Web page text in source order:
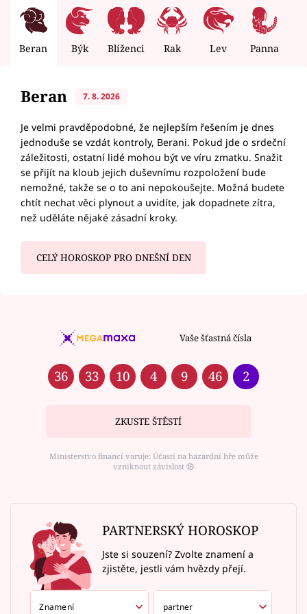
Beran Býk Blíženci Rak Lev Panna
Beran 7. 8. 2026
Je velmi pravděpodobné, že nejlepším řešením je dnes
jednoduše se vzdát kontroly, Berani. Pokud jde o srdeční
záležitosti, ostatní lidé mohou být ve víru zmatku. Snažit
se přijít na kloub jejich duševnímu rozpoložení bude
nemožné, takže se o to ani nepokoušejte. Možná budete
chtít nechat věci plynout a uvidíte, jak dopadnete zítra,
než uděláte nějaké zásadní kroky.
CELÝ HOROSKOP PRO DNEŠNÍ DEN
Vaše šťastná čísla
36 33 10 4 9 46 2
ZKUSTE ŠTĚSTÍ
Ministerstvo financí varuje: Účastí na hazardní hře může
vzniknout závislost ⑱
PARTNERSKÝ HOROSKOP
Jste si souzení? Zvolte znamení a
zjistěte, jestli vám hvězdy přejí.